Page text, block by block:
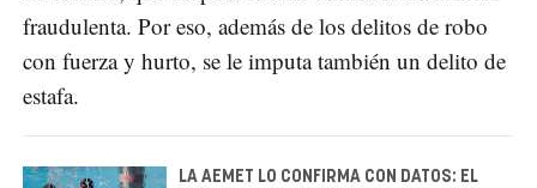
fraudulenta. Por eso, además de los delitos de robo
con fuerza y hurto, se le imputa también un delito de
estafa.
LA AEMET LO CONFIRMA CON DATOS: EL